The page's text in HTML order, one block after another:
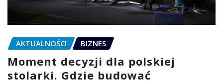
AKTUALNOŚCI BIZNES
Moment decyzji dla polskiej
stolarki. Gdzie budować